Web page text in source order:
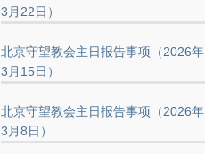
3月22日）
北京守望教会主日报告事项（2026年
3月15日）
北京守望教会主日报告事项（2026年
3月8日）